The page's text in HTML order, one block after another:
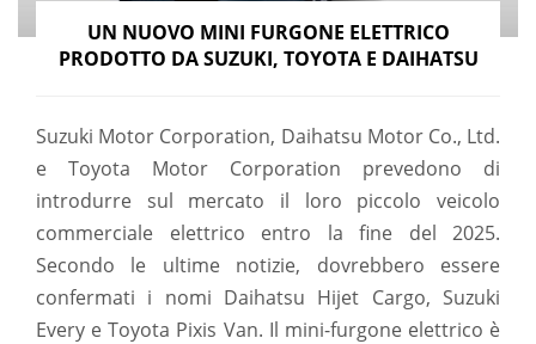
UN NUOVO MINI FURGONE ELETTRICO
PRODOTTO DA SUZUKI, TOYOTA E DAIHATSU
Suzuki Motor Corporation, Daihatsu Motor Co., Ltd.
e Toyota Motor Corporation prevedono di
introdurre sul mercato il loro piccolo veicolo
commerciale elettrico entro la fine del 2025.
Secondo le ultime notizie, dovrebbero essere
confermati i nomi Daihatsu Hijet Cargo, Suzuki
Every e Toyota Pixis Van. Il mini-furgone elettrico è